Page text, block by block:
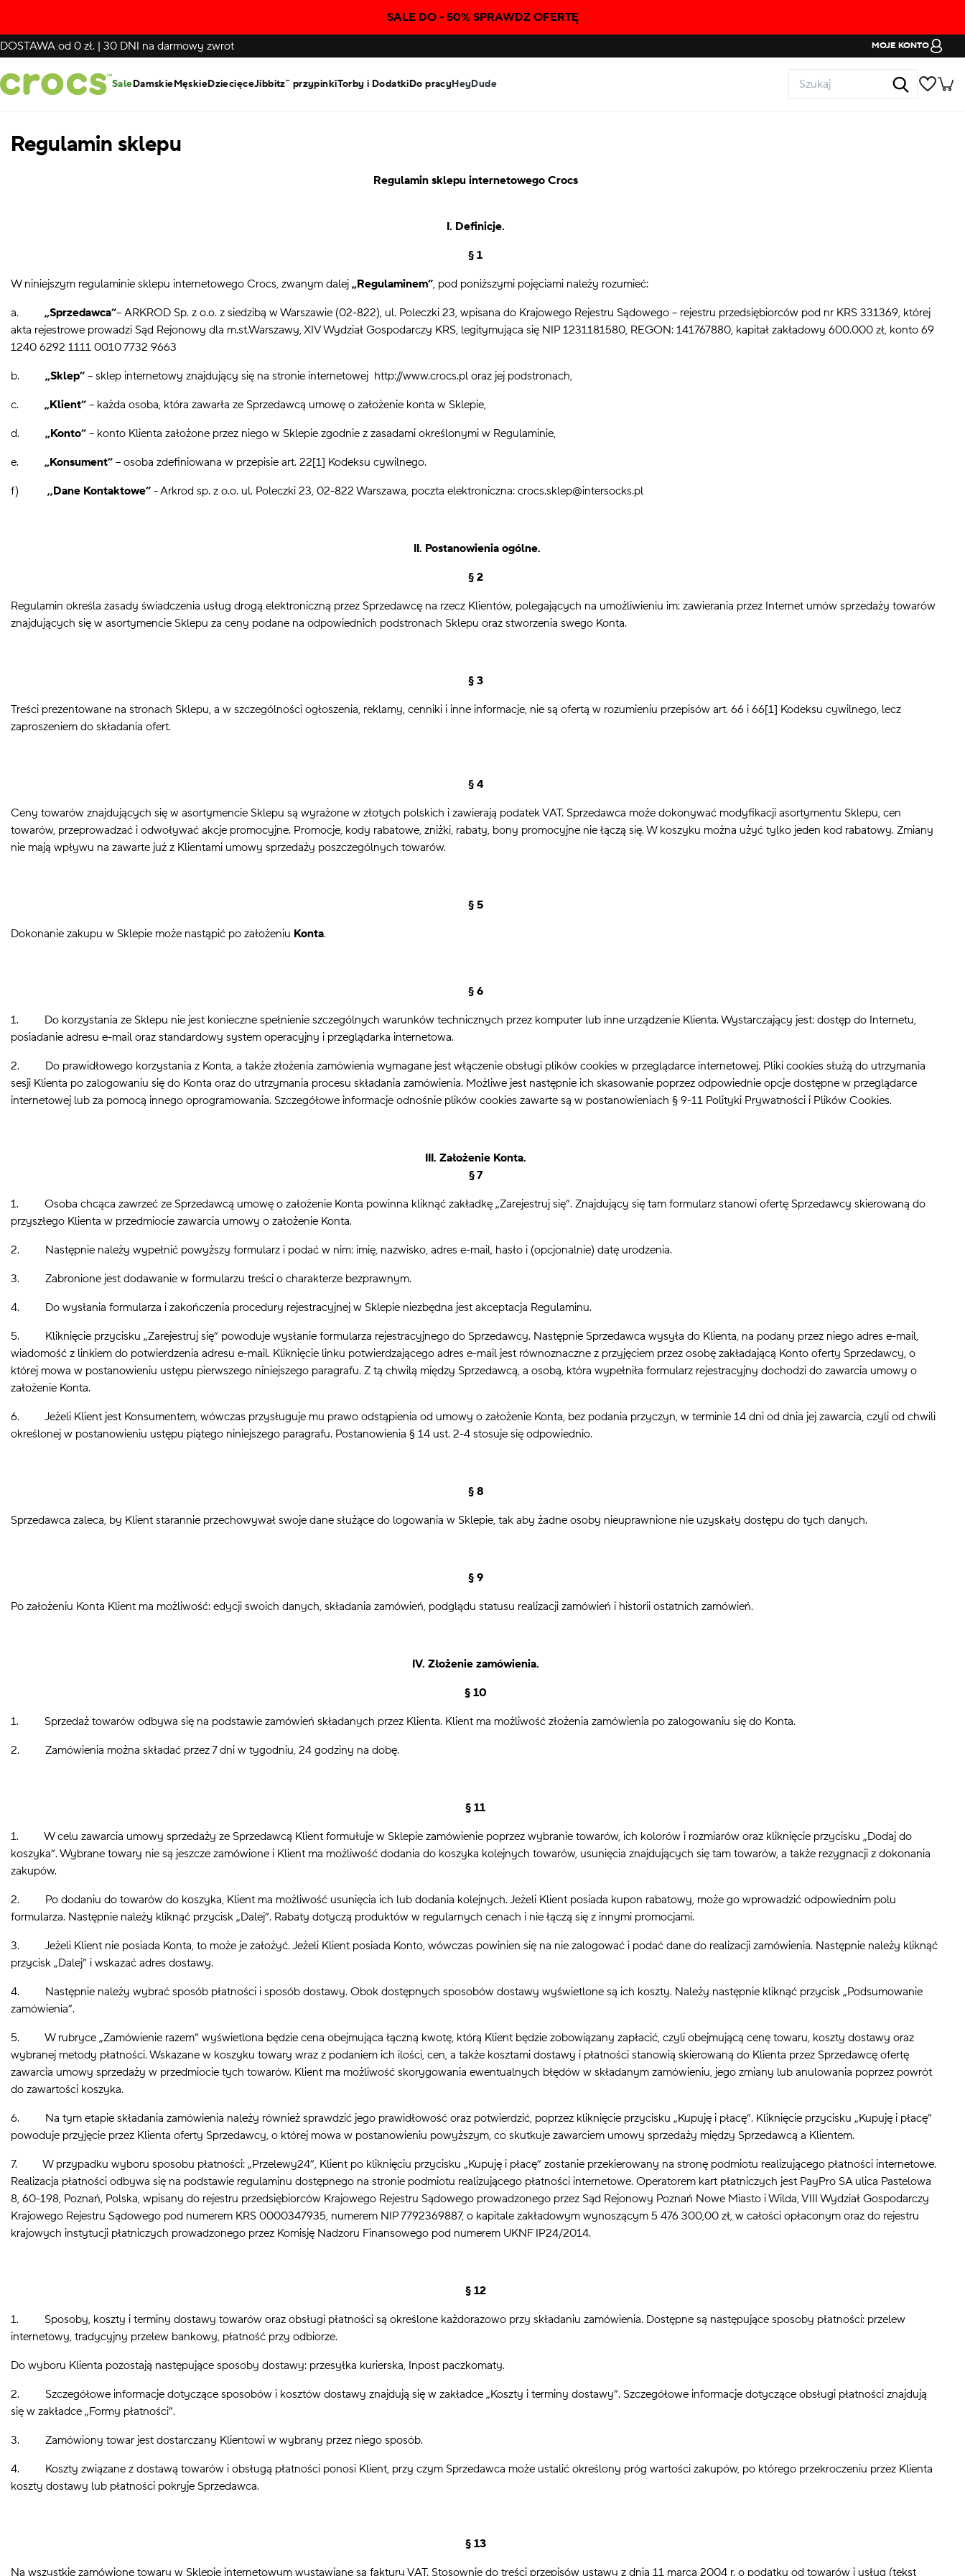
SALE DO - 50% SPRAWDŹ OFERTĘ
DOSTAWA od 0 zł. | 30 DNI na darmowy zwrot MOJE KONTO
SaleDamskieMęskieDziecięceJibbitz™ przypinkiTorby i DodatkiDo pracyHeyDude
Regulamin sklepu
Regulamin sklepu internetowego Crocs
I. Definicje.
§ 1
W niniejszym regulaminie sklepu internetowego Crocs, zwanym dalej „Regulaminem”, pod poniższymi pojęciami należy rozumieć:
a. „Sprzedawca”– ARKROD Sp. z o.o. z siedzibą w Warszawie (02-822), ul. Poleczki 23, wpisana do Krajowego Rejestru Sądowego – rejestru przedsiębiorców pod nr KRS 331369, której
akta rejestrowe prowadzi Sąd Rejonowy dla m.st.Warszawy, XIV Wydział Gospodarczy KRS, legitymująca się NIP 1231181580, REGON: 141767880, kapitał zakładowy 600.000 zł, konto 69
1240 6292 1111 0010 7732 9663
b. „Sklep” – sklep internetowy znajdujący się na stronie internetowej http://www.crocs.pl oraz jej podstronach,
c. „Klient” – każda osoba, która zawarła ze Sprzedawcą umowę o założenie konta w Sklepie,
d. „Konto” – konto Klienta założone przez niego w Sklepie zgodnie z zasadami określonymi w Regulaminie,
e. „Konsument” – osoba zdefiniowana w przepisie art. 22[1] Kodeksu cywilnego.
f) ,,Dane Kontaktowe” - Arkrod sp. z o.o. ul. Poleczki 23, 02-822 Warszawa, poczta elektroniczna: crocs.sklep@intersocks.pl
II. Postanowienia ogólne.
§ 2
Regulamin określa zasady świadczenia usług drogą elektroniczną przez Sprzedawcę na rzecz Klientów, polegających na umożliwieniu im: zawierania przez Internet umów sprzedaży towarów
znajdujących się w asortymencie Sklepu za ceny podane na odpowiednich podstronach Sklepu oraz stworzenia swego Konta.
§ 3
Treści prezentowane na stronach Sklepu, a w szczególności ogłoszenia, reklamy, cenniki i inne informacje, nie są ofertą w rozumieniu przepisów art. 66 i 66[1] Kodeksu cywilnego, lecz
zaproszeniem do składania ofert.
§ 4
Ceny towarów znajdujących się w asortymencie Sklepu są wyrażone w złotych polskich i zawierają podatek VAT. Sprzedawca może dokonywać modyfikacji asortymentu Sklepu, cen
towarów, przeprowadzać i odwoływać akcje promocyjne. Promocje, kody rabatowe, zniżki, rabaty, bony promocyjne nie łączą się. W koszyku można użyć tylko jeden kod rabatowy. Zmiany
nie mają wpływu na zawarte już z Klientami umowy sprzedaży poszczególnych towarów.
§ 5
Dokonanie zakupu w Sklepie może nastąpić po założeniu Konta.
§ 6
1. Do korzystania ze Sklepu nie jest konieczne spełnienie szczególnych warunków technicznych przez komputer lub inne urządzenie Klienta. Wystarczający jest: dostęp do Internetu,
posiadanie adresu e-mail oraz standardowy system operacyjny i przeglądarka internetowa.
2. Do prawidłowego korzystania z Konta, a także złożenia zamówienia wymagane jest włączenie obsługi plików cookies w przeglądarce internetowej. Pliki cookies służą do utrzymania
sesji Klienta po zalogowaniu się do Konta oraz do utrzymania procesu składania zamówienia. Możliwe jest następnie ich skasowanie poprzez odpowiednie opcje dostępne w przeglądarce
internetowej lub za pomocą innego oprogramowania. Szczegółowe informacje odnośnie plików cookies zawarte są w postanowieniach § 9-11 Polityki Prywatności i Plików Cookies.
III. Założenie Konta.
§ 7
1. Osoba chcąca zawrzeć ze Sprzedawcą umowę o założenie Konta powinna kliknąć zakładkę „Zarejestruj się”. Znajdujący się tam formularz stanowi ofertę Sprzedawcy skierowaną do
przyszłego Klienta w przedmiocie zawarcia umowy o założenie Konta.
2. Następnie należy wypełnić powyższy formularz i podać w nim: imię, nazwisko, adres e-mail, hasło i (opcjonalnie) datę urodzenia.
3. Zabronione jest dodawanie w formularzu treści o charakterze bezprawnym.
4. Do wysłania formularza i zakończenia procedury rejestracyjnej w Sklepie niezbędna jest akceptacja Regulaminu.
5. Kliknięcie przycisku „Zarejestruj się” powoduje wysłanie formularza rejestracyjnego do Sprzedawcy. Następnie Sprzedawca wysyła do Klienta, na podany przez niego adres e-mail,
wiadomość z linkiem do potwierdzenia adresu e-mail. Kliknięcie linku potwierdzającego adres e-mail jest równoznaczne z przyjęciem przez osobę zakładającą Konto oferty Sprzedawcy, o
której mowa w postanowieniu ustępu pierwszego niniejszego paragrafu. Z tą chwilą między Sprzedawcą, a osobą, która wypełniła formularz rejestracyjny dochodzi do zawarcia umowy o
założenie Konta.
6. Jeżeli Klient jest Konsumentem, wówczas przysługuje mu prawo odstąpienia od umowy o założenie Konta, bez podania przyczyn, w terminie 14 dni od dnia jej zawarcia, czyli od chwili
określonej w postanowieniu ustępu piątego niniejszego paragrafu. Postanowienia § 14 ust. 2-4 stosuje się odpowiednio.
§ 8
Sprzedawca zaleca, by Klient starannie przechowywał swoje dane służące do logowania w Sklepie, tak aby żadne osoby nieuprawnione nie uzyskały dostępu do tych danych.
§ 9
Po założeniu Konta Klient ma możliwość: edycji swoich danych, składania zamówień, podglądu statusu realizacji zamówień i historii ostatnich zamówień.
IV. Złożenie zamówienia.
§ 10
1. Sprzedaż towarów odbywa się na podstawie zamówień składanych przez Klienta. Klient ma możliwość złożenia zamówienia po zalogowaniu się do Konta.
2. Zamówienia można składać przez 7 dni w tygodniu, 24 godziny na dobę.
§ 11
1. W celu zawarcia umowy sprzedaży ze Sprzedawcą Klient formułuje w Sklepie zamówienie poprzez wybranie towarów, ich kolorów i rozmiarów oraz kliknięcie przycisku „Dodaj do
koszyka”. Wybrane towary nie są jeszcze zamówione i Klient ma możliwość dodania do koszyka kolejnych towarów, usunięcia znajdujących się tam towarów, a także rezygnacji z dokonania
zakupów.
2. Po dodaniu do towarów do koszyka, Klient ma możliwość usunięcia ich lub dodania kolejnych. Jeżeli Klient posiada kupon rabatowy, może go wprowadzić odpowiednim polu
formularza. Następnie należy kliknąć przycisk „Dalej”. Rabaty dotyczą produktów w regularnych cenach i nie łączą się z innymi promocjami.
3. Jeżeli Klient nie posiada Konta, to może je założyć. Jeżeli Klient posiada Konto, wówczas powinien się na nie zalogować i podać dane do realizacji zamówienia. Następnie należy kliknąć
przycisk „Dalej” i wskazać adres dostawy.
4. Następnie należy wybrać sposób płatności i sposób dostawy. Obok dostępnych sposobów dostawy wyświetlone są ich koszty. Należy następnie kliknąć przycisk „Podsumowanie
zamówienia”.
5. W rubryce „Zamówienie razem” wyświetlona będzie cena obejmująca łączną kwotę, którą Klient będzie zobowiązany zapłacić, czyli obejmującą cenę towaru, koszty dostawy oraz
wybranej metody płatności. Wskazane w koszyku towary wraz z podaniem ich ilości, cen, a także kosztami dostawy i płatności stanowią skierowaną do Klienta przez Sprzedawcę ofertę
zawarcia umowy sprzedaży w przedmiocie tych towarów. Klient ma możliwość skorygowania ewentualnych błędów w składanym zamówieniu, jego zmiany lub anulowania poprzez powrót
do zawartości koszyka.
6. Na tym etapie składania zamówienia należy również sprawdzić jego prawidłowość oraz potwierdzić, poprzez kliknięcie przycisku „Kupuję i płacę”. Kliknięcie przycisku „Kupuję i płacę”
powoduje przyjęcie przez Klienta oferty Sprzedawcy, o której mowa w postanowieniu powyższym, co skutkuje zawarciem umowy sprzedaży między Sprzedawcą a Klientem.
7. W przypadku wyboru sposobu płatności: „Przelewy24”, Klient po kliknięciu przycisku „Kupuję i płacę” zostanie przekierowany na stronę podmiotu realizującego płatności internetowe.
Realizacja płatności odbywa się na podstawie regulaminu dostępnego na stronie podmiotu realizującego płatności internetowe. Operatorem kart płatniczych jest PayPro SA ulica Pastelowa
8, 60-198, Poznań, Polska, wpisany do rejestru przedsiębiorców Krajowego Rejestru Sądowego prowadzonego przez Sąd Rejonowy Poznań Nowe Miasto i Wilda, VIII Wydział Gospodarczy
Krajowego Rejestru Sądowego pod numerem KRS 0000347935, numerem NIP 7792369887, o kapitale zakładowym wynoszącym 5 476 300,00 zł, w całości opłaconym oraz do rejestru
krajowych instytucji płatniczych prowadzonego przez Komisję Nadzoru Finansowego pod numerem UKNF IP24/2014.
§ 12
1. Sposoby, koszty i terminy dostawy towarów oraz obsługi płatności są określone każdorazowo przy składaniu zamówienia. Dostępne są następujące sposoby płatności: przelew
internetowy, tradycyjny przelew bankowy, płatność przy odbiorze.
Do wyboru Klienta pozostają następujące sposoby dostawy: przesyłka kurierska, Inpost paczkomaty.
2. Szczegółowe informacje dotyczące sposobów i kosztów dostawy znajdują się w zakładce „Koszty i terminy dostawy”. Szczegółowe informacje dotyczące obsługi płatności znajdują
się w zakładce „Formy płatności”.
3. Zamówiony towar jest dostarczany Klientowi w wybrany przez niego sposób.
4. Koszty związane z dostawą towarów i obsługą płatności ponosi Klient, przy czym Sprzedawca może ustalić określony próg wartości zakupów, po którego przekroczeniu przez Klienta
koszty dostawy lub płatności pokryje Sprzedawca.
§ 13
Na wszystkie zamówione towary w Sklepie internetowym wystawiane są faktury VAT. Stosownie do treści przepisów ustawy z dnia 11 marca 2004 r. o podatku od towarów i usług (tekst